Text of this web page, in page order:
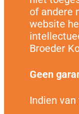
of andere
website
Broeder
Geen
Indien